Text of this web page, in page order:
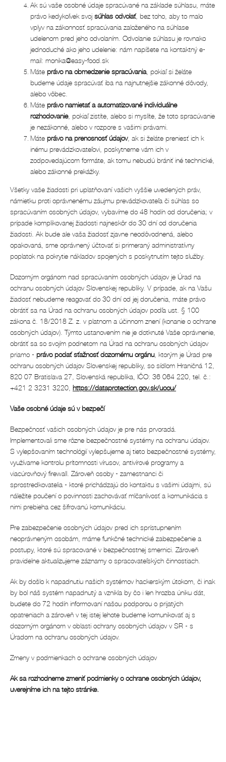
Ak sú vaše osobné údaje spracúvané na základe súhlasu, máte
právo kedykoľvek svoj súhlas odvolať, bez toho, aby to malo
vplyv na zákonnosť spracúvania založeného na súhlase
udelenom pred jeho odvolaním. Odvolanie súhlasu je rovnako
jednoduché ako jeho udelenie: nám napíšete na kontaktný e-
mail: monika@easy-food.sk
Máte právo na obmedzenie spracúvania, pokiaľ si želáte
budeme údaje spracúvať iba na najnutnejšie zákonné dôvody,
alebo vôbec.
Máte právo namietať a automatizované individuálne
rozhodovanie, pokiaľ zistíte, alebo si myslíte, že toto spracúvanie
je nezákonné, alebo v rozpore s vašimi právami.
Máte právo na prenosnosť údajov, ak si želáte preniesť ich k
inému prevádzkovateľovi, poskytneme vám ich v
zodpovedajúcom formáte, ak tomu nebudú brániť iné technické,
alebo zákonné prekážky.
Všetky vaše žiadosti pri uplatňovaní vašich vyššie uvedených práv,
námietku proti oprávnenému záujmu prevádzkovateľa či súhlas so
spracúvaním osobných údajov, vybavíme do 48 hodín od doručenia; v
prípade komplikovanej žiadosti najneskôr do 30 dní od doručenia
žiadosti. Ak bude ale vaša žiadosť zjavne neodôvodnená, alebo
opakovaná, sme oprávnený účtovať si primeraný administratívny
poplatok na pokrytie nákladov spojených s poskytnutím tejto služby.
Dozorným orgánom nad spracúvaním osobných údajov je Úrad na
ochranu osobných údajov Slovenskej republiky. V prípade, ak na Vašu
žiadosť nebudeme reagovať do 30 dní od jej doručenia, máte právo
obrátiť sa na Úrad na ochranu osobných údajov podľa ust. § 100
zákona č. 18/2018 Z. z. v platnom a účinnom znení (konanie o ochrane
osobných údajov). Týmto ustanovením nie je dotknuté Vaše oprávnenie,
obrátiť sa so svojím podnetom na Úrad na ochranu osobných údajov
priamo - právo podať sťažnosť dozornému orgánu, ktorým je Úrad pre
ochranu osobných údajov Slovenskej republiky, so sídlom Hraničná 12,
820 07 Bratislava 27, Slovenská republika, IČO: 36 064 220, tel. č.:
+421 2 3231 3220, https://dataprotection.gov.sk/uoou/
Vaše osobné údaje sú v bezpečí
Bezpečnosť vašich osobných údajov je pre nás prvoradá.
Implementovali sme rôzne bezpečnostné systémy na ochranu údajov.
S vylepšovaním technológií vylepšujeme aj tieto bezpečnostné systémy,
využívame kontrolu prítomnosti vírusov, antivírové programy a
viacúrovňový firewall. Zároveň osoby - zamestnanci či
sprostredkovatelia - ktoré prichádzajú do kontaktu s vašimi údajmi, sú
náležite poučení o povinnosti zachovávať mlčanlivosť a komunikácia s
nimi prebieha cez šifrovanú komunikáciu.
Pre zabezpečenie osobných údajov pred ich sprístupnením
neoprávneným osobám, máme funkčné technické zabezpečenie a
postupy, ktoré sú spracované v bezpečnostnej smernici. Zároveň
pravidelne aktualizujeme záznamy o spracovateľských činnostiach.
Ak by došlo k napadnutiu našich systémov hackerským útokom, či inak
by bol náš systém napadnutý a vznikla by čo i len hrozba úniku dát,
budete do 72 hodín informovaní našou podporou o prijatých
opatreniach a zároveň v tej istej lehote budeme komunikovať aj s
dozorným orgánom v oblasti ochrany osobných údajov v SR - s
Úradom na ochranu osobných údajov.
Zmeny v podmienkach o ochrane osobných údajov
Ak sa rozhodneme zmeniť podmienky o ochrane osobných údajov,
uverejníme ich na tejto stránke.